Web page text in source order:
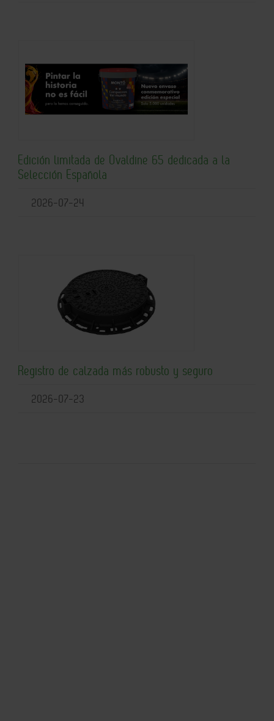
Edición limitada de Ovaldine 65 dedicada a la
Selección Española
2026-07-24
Registro de calzada más robusto y seguro
2026-07-23